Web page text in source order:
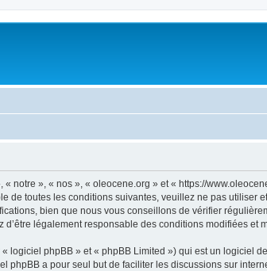
notre », « nos », « oleocene.org » et « https://
de toutes les conditions suivantes, veuillez ne pas
bien que nous vous conseillons de vérifier
légalement responsable des conditions modifiées et
logiciel phpBB » et « phpBB Limited ») qui est un logiciel
phpBB a pour seul but de faciliter les discussions sur